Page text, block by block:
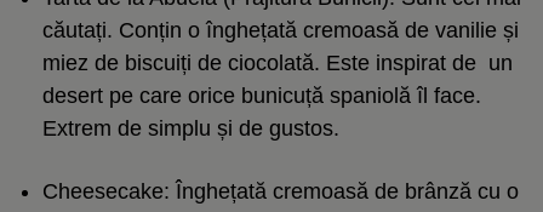
căutați. Conțin o înghețată cremoasă de vanilie și
miez de biscuiți de ciocolată. Este inspirat de un
desert pe care orice bunicuță spaniolă îl face.
Extrem de simplu și de gustos.
Cheesecake: Înghețată cremoasă de brânză cu o